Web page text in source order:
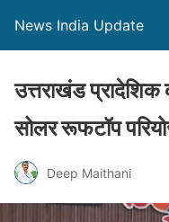
News India Update
उत्तराखंड
सोलर रूफटॉप
Deep Maithani